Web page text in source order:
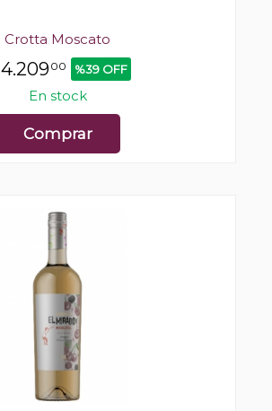
Crotta Moscato
4.20900 %39 OFF
En stock
Comprar